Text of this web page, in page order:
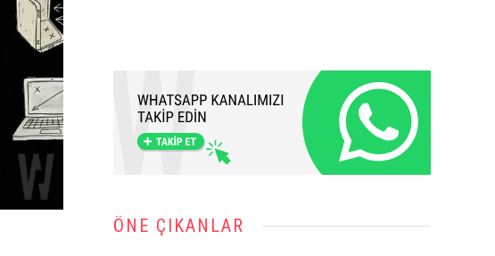
ÖNE ÇIKANLAR